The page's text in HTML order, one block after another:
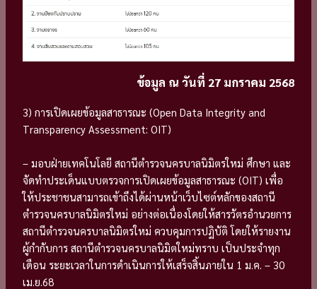
ข้อมูล ณ วันที่ 27 มกราคม 2568
3) การเปิดเผยข้อมูลสาธารณะ (Open Data Integrity and
Transparency Assessment: OIT)
– มอบฝ่ายเทคโนโลยี สถานีตำรวจนครบาลนิมิตรใหม่ ศึกษา และ
จัดทำประเด็นแบบตรวจการเปิดเผยข้อมูลสาธารณะ (OIT) เพื่อ
ให้ประชาชนสามารถเข้าถึงได้ผ่านหน้าเว็บไซต์หลักของสถานี
ตำรวจนครบาลนิมิตรใหม่ อย่างต่อเนื่องโดยให้สารวัตรอำนวยการ
สถานีตำรวจนครบาลนิมิตรใหม่ ควบคุมการปฏิบัติ โดยให้รายงาน
ผู้กำกับการ สถานีตำรวจนครบาลนิมิตใหม่ทราบ เป็นประจำทุก
เดือน ระยะเวลาในการดำเนินการให้เสร็จสิ้นภายใน 1 ม.ค. – 30
เม.ย.68